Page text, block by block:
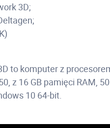
3D;
to komputer z
z 16 GB pamięci RAM,
10 64-bit.